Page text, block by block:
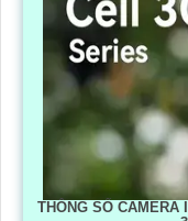
THÔNG SỐ CAMERA